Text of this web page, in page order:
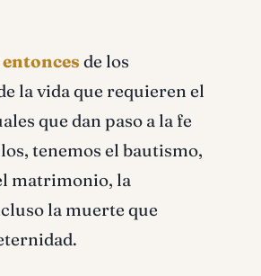
de los
la vida que requieren el
que dan paso a la fe
tenemos el bautismo,
matrimonio, la
la muerte que